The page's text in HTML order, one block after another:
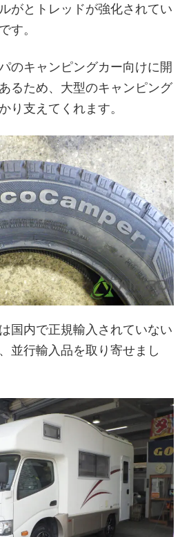
がとトレッドが強化されてい
す。
のキャンピングカー向けに開
るため、大型のキャンピング
り支えてくれます。
国内で正規輸入されていない
並行輸入品を取り寄せまし